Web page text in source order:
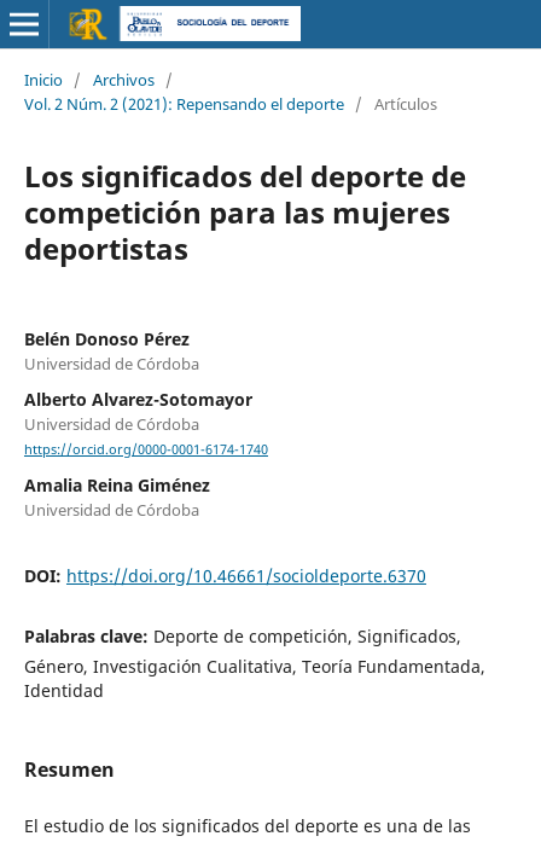
Inicio / Archivos /
Vol. 2 Núm. 2 (2021): Repensando el deporte / Artículos
Los significados del deporte de
competición para las mujeres
deportistas
Belén Donoso Pérez
Universidad de Córdoba
Alberto Alvarez-Sotomayor
Universidad de Córdoba
https://orcid.org/0000-0001-6174-1740
Amalia Reina Giménez
Universidad de Córdoba
DOI: https://doi.org/10.46661/socioldeporte.6370
Palabras clave: Deporte de competición, Significados,
Género, Investigación Cualitativa, Teoría Fundamentada,
Identidad
Resumen
El estudio de los significados del deporte es una de las